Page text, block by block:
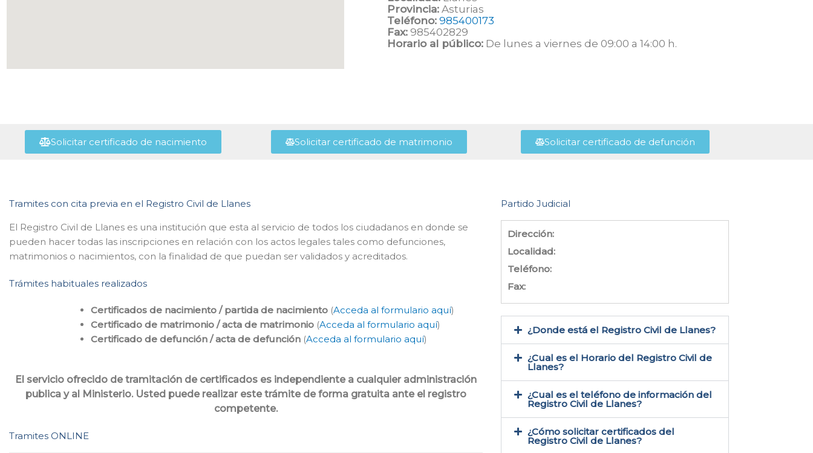
Provincia: Asturias
Teléfono: 985400173
Fax: 985402829
Horario al público: De lunes a viernes de 09:00 a 14:00 h.
Solicitar certificado de nacimiento Solicitar certificado de matrimonio Solicitar certificado de defunción
Tramites con cita previa en el Registro Civil de Llanes
El Registro Civil de Llanes es una institución que esta al servicio de todos los ciudadanos en donde se
pueden hacer todas las inscripciones en relación con los actos legales tales como defunciones,
matrimonios o nacimientos, con la finalidad de que puedan ser validados y acreditados.
Trámites habituales realizados
Certificados de nacimiento / partida de nacimiento (Acceda al formulario aquí)
Certificado de matrimonio / acta de matrimonio (Acceda al formulario aquí)
Certificado de defunción / acta de defunción (Acceda al formulario aquí)
El servicio ofrecido de tramitación de certificados es independiente a cualquier administración
publica y al Ministerio. Usted puede realizar este trámite de forma gratuita ante el registro
competente.
Tramites ONLINE
Partido Judicial
Dirección:
Localidad:
Teléfono:
Fax:
¿Donde está el Registro Civil de Llanes​?
¿Cual es el Horario del Registro Civil de
Llanes?
¿Cual es el teléfono de información del
Registro Civil de Llanes​?
¿Cómo solicitar certificados del
Registro Civil de Llanes​?